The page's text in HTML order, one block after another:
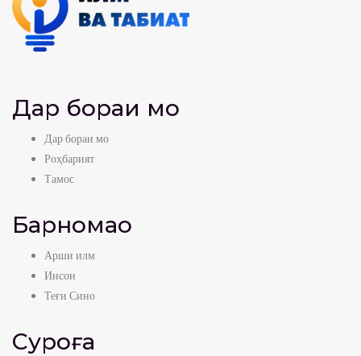
Дар бораи мо
Дар бораи мо
Роҳбарият
Тамос
Барномаҳо
Арши илм
Инсон
Теғи Сино
Суроға